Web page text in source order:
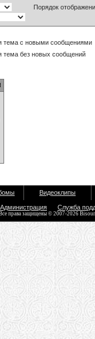
Порядок
тема с новыми сообщениями
тема без новых сообщений
Видеоклипы
Администрация Служба
права защищены © 2007-2026